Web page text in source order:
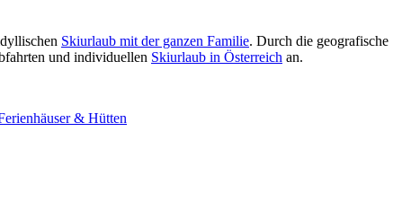
Skiurlaub mit der ganzen Familie. Durch die geografische
und individuellen Skiurlaub in Österreich an.
& Hütten